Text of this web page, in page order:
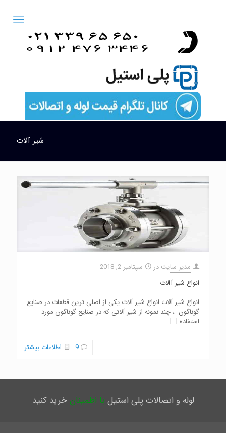
شیر آلات
مدیر سایت در
سپتامبر 2, 2018
انواع شیر آالات
انواع شیر آلات انواع شیر آلات یکی از اصلی ترین قطعات در صنایع
گوناگون ، چند نمونه از شیر آلاتی که در صنایع گوناگون مورد
استفاده […]
9 اطلاعات بیشتر
لوله و اتصالات پلی استیل با اطمینانخرید کنید